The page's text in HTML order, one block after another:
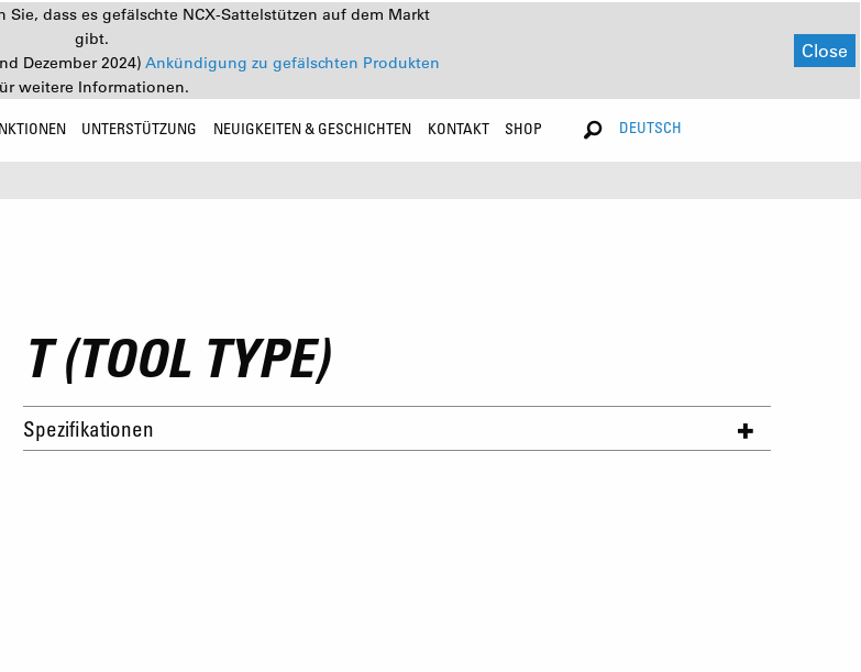
dass es gefälschte NCX-Sattelstützen auf dem Markt
gibt.
Dezember 2024) Ankündigung zu gefälschten Produkten
weitere Informationen.
Close
UNTERSTÜTZUNG NEUIGKEITEN & GESCHICHTEN KONTAKT SHOP DEUTSCH
T (TOOL TYPE)
Spezifikationen